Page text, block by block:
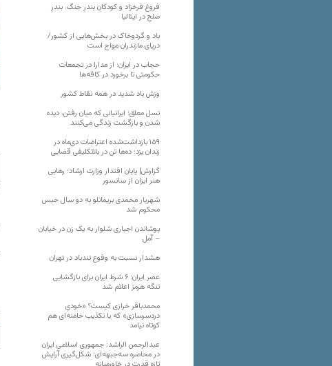
فروغ فرخزاد و کودکانِ بندرِ جنگ، بندرِ
صلح در ایتالیا
باد و گردوخاک در بخش‌هایی از کشور/
دریای مازندران مواج است
حجاب در ایران؛ از مدارا در تجمعات
حکومتی تا برخورد در کافه‌ها
وزش باد شدید در همه نقاط کشور
نسل معلق؛ ایرانیانی که میان رفتن، دیده
شدن و بازگشت زندگی می‌کنند
۱۵۹ بازداشت‌شده اعتراضات دی‌ماه در
زندان یزد؛ ده‌ها تن در بلاتکلیفی قضایی
گزارش| پایان اقتدار وزارت ارشاد؛ رهایی
هنر ایران از سانسور
شهریار محمدی بریمانلو به دو سال حبس
محکوم شد
پوشاندن اجباری شلوار به یک زن در خیابان
– آمل
هشدار نسبت به وفوع تندباد در تهران
عصر ایران: ۶ شرط ایران برای بازگشایی
تنگه هرمز اعلام شد
محمدباقر خرازی کیست؟ «خودیِ
دردسرسازی» که با تکذیب خامنه‌ای هم
کوتاه نیامد
عبدالرحمن الراشد: جمهوری اسلامی ایران
در محاصره سه‌جبهه‌ای؛ شکل‌گیری آرایش